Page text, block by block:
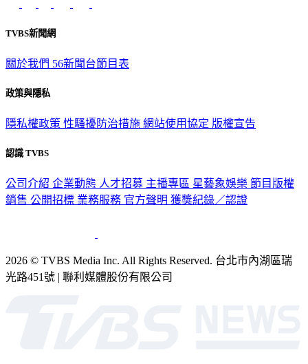
TVBS新聞網
關於我們 56新聞台節目表
政策與隱私
隱私權政策 性騷擾防治措施 網站使用協定 版權宣告
認識 TVBS
公司介紹 企業動態 人才招募 主播專區 星藝象娛樂 節目版權
銷售 公開招標 業務服務 官方聲明 獲獎紀錄／認證
2026 © TVBS Media Inc. All Rights Reserved. 台北市內湖區瑞
光路451號 | 聯利媒體股份有限公司